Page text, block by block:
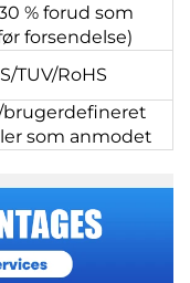
% forud som
forsendelse)
TUV/RoHS
brugerdefineret
som anmodet